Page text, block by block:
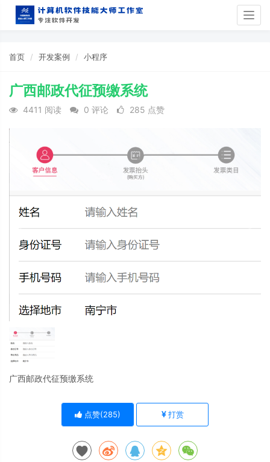
首页 开发案例 小程序
广西邮政代征预缴系统
4411 阅读 0 评论 285 点赞
广西邮政代征预缴系统
点赞(285) 打赏